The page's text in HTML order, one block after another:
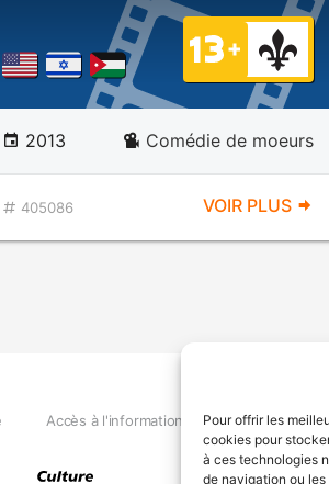
Pour offrir les
cookies pour
à ces technologies
de navigation ou
2013 Comédie de moeurs
405086 VOIR PLUS
Accès à l'information Déclaration de